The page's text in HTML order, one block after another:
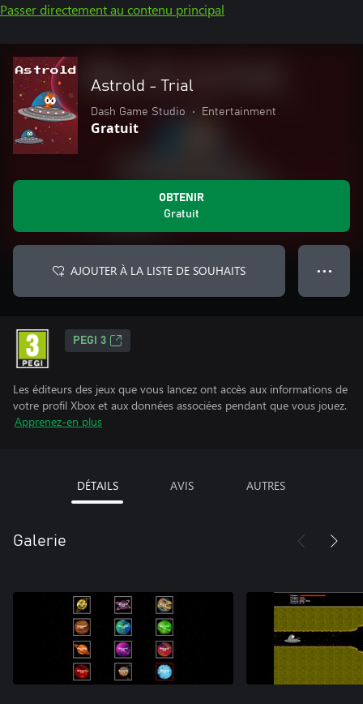
Passer directement au contenu principal
Astrold - Trial
Dash Game Studio • Entertainment
Gratuit
OBTENIR
Gratuit
AJOUTER À LA LISTE DE SOUHAITS ● ● ●
PEGI 3
Les éditeurs des jeux que vous lancez ont accès aux informations de
votre profil Xbox et aux données associées pendant que vous jouez.
Apprenez-en plus
DÉTAILS AVIS AUTRES
Galerie